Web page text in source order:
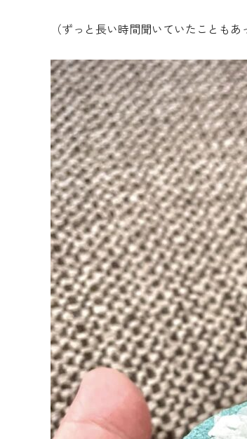
（ずっと長い時間聞いていたこともあ